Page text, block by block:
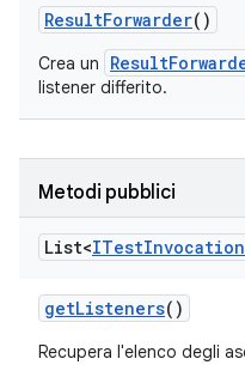
ResultForwarder()
Crea un
listener differito.
Metodi pubblici
List<ITestInvocation
getListeners()
Recupera l'elenco degli